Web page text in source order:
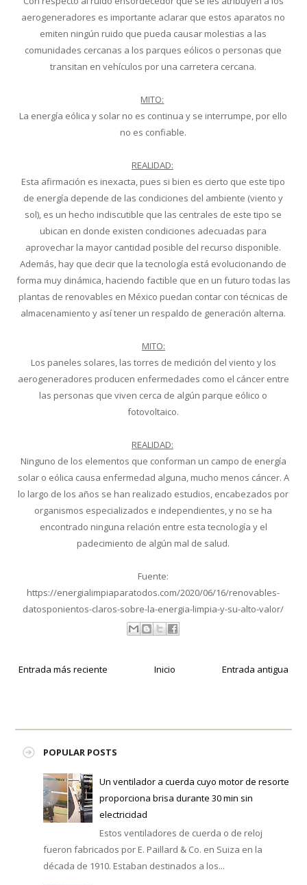
aerogeneradores es importante aclarar que estos aparatos no
emiten ningún ruido que pueda causar molestias a las
comunidades cercanas a los parques eólicos o personas que
transitan en vehículos por una carretera cercana.
MITO:
La energía eólica y solar no es continua y se interrumpe, por ello
no es confiable.
REALIDAD:
Esta afirmación es inexacta, pues si bien es cierto que este tipo
de energía depende de las condiciones del ambiente (viento y
sol), es un hecho indiscutible que las centrales de este tipo se
ubican en donde existen condiciones adecuadas para
aprovechar la mayor cantidad posible del recurso disponible.
Además, hay que decir que la tecnología está evolucionando de
forma muy dinámica, haciendo factible que en un futuro todas las
plantas de renovables en México puedan contar con técnicas de
almacenamiento y así tener un respaldo de generación alterna.
MITO:
Los paneles solares, las torres de medición del viento y los
aerogeneradores producen enfermedades como el cáncer entre
las personas que viven cerca de algún parque eólico o
fotovoltaico.
REALIDAD:
Ninguno de los elementos que conforman un campo de energía
solar o eólica causa enfermedad alguna, mucho menos cáncer. A
lo largo de los años se han realizado estudios, encabezados por
organismos especializados e independientes, y no se ha
encontrado ninguna relación entre esta tecnología y el
padecimiento de algún mal de salud.
Fuente:
https://energialimpiaparatodos.com/2020/06/16/renovables-
datosponientos-claros-sobre-la-energia-limpia-y-su-alto-valor/
Entrada más reciente Entrada antigua
Inicio
POPULAR POSTS
Un ventilador a cuerda cuyo motor de resorte
proporciona brisa durante 30 min sin
electricidad
Estos ventiladores de cuerda o de reloj
fueron fabricados por E. Paillard & Co. en Suiza en la
década de 1910. Estaban destinados a los...